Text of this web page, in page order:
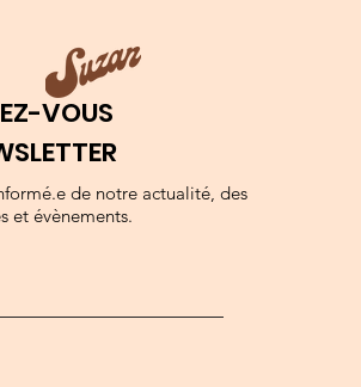
VOUS
de notre actualité, des
et évènements.